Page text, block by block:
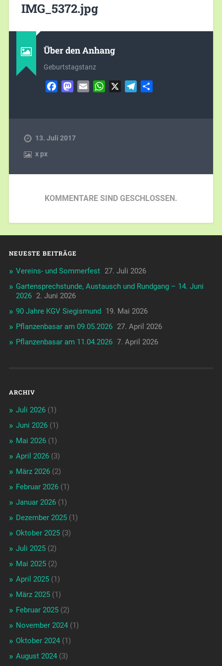
IMG_5372.jpg
Über den Anhang
Geburtstagstanz
FacebookMastodon
Email WhatsApp Telegram
13. Juli 2017
xpx
KOMMENTARE SIND GESCHLOSSEN.
NEUESTE BEITRÄGE
Vereins- und Sommerfest 27. Juli 2026
Gartensprechstunde, Austausch und Rundgang – 14. Juni
2026 2. Juni 2026
90 Jahre KGV Siegismund
19. Mai 2026
Pflanzenbasar am 09.05.2026 27. April 2026
Pflanzenbasar am 11.04.2026 7. April 2026
ARCHIV
Juli 2026(1)
Juni 2026(1)
Mai 2026(1)
April 2026(3)
März 2026(2)
Februar 2026(1)
Januar 2026(1)
Dezember 2025(1)
Oktober 2025(3)
Juli 2025(2)
Mai 2025(2)
April 2025(1)
März 2025(1)
Februar 2025(2)
November 2024(1)
Oktober 2024(1)
August 2024(3)